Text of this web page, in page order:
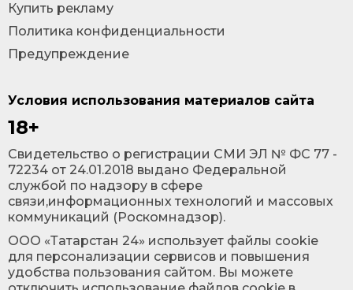
Условия использования материалов сайта
18+
Cвидетельство о регистрации СМИ ЭЛ № ФС 77 -
72234 от 24.01.2018 выдано Федеральной
службой по надзору в сфере
связи,информационных технологий и массовых
коммуникаций (Роскомнадзор).
ООО «Татарстан 24» использует файлы cookie
для персонализации сервисов и повышения
удобства пользования сайтом. Вы можете
Купить рекламу
Политика конфиденциальности
Предупреждение